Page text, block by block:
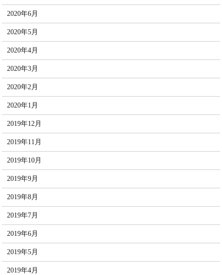
2020年6月
2020年5月
2020年4月
2020年3月
2020年2月
2020年1月
2019年12月
2019年11月
2019年10月
2019年9月
2019年8月
2019年7月
2019年6月
2019年5月
2019年4月